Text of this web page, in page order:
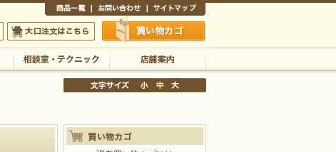
大口注文はこちら 買い物かご